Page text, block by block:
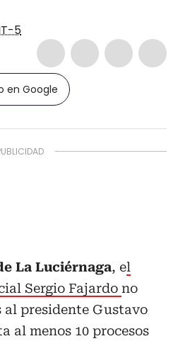
5
en Google
La Luciérnaga, el
Sergio Fajardo no
presidente Gustavo
al menos 10 procesos